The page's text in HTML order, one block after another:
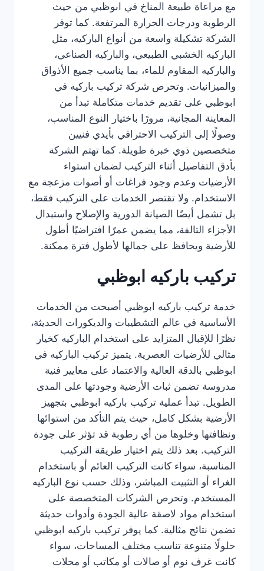
مع مراعاة طبيعة المناخ في ابوظبي من حيث
الرطوبة ودرجات الحرارة المرتفعة. كما توفر
الشركة تشكيلة واسعة من أنواع الباركيه، مثل
الباركيه الخشبي الطبيعي، والباركيه الصناعي،
والباركيه المقاوم للماء، بما يناسب جميع الأذواق
والميزانيات. وتحرص شركة تركيب باركيه في
ابوظبي على تقديم خدمات متكاملة تبدأ من
المعاينة المجانية، مرورًا باختيار النوع المناسب،
وصولًا إلى التركيب الاحترافي بأيدي فنيين
متخصصين ذوي خبرة طويلة. كما تهتم الشركة
بأدق التفاصيل أثناء التركيب لضمان استواء
الأرضيات وعدم وجود فراغات أو أصوات مزعجة مع
الاستخدام. ولا تقتصر الخدمات على التركيب فقط،
بل تشمل أيضًا الصيانة الدورية والإصلاح واستبدال
الأجزاء التالفة، مما يضمن عمرًا افتراضيًا أطول
للأرضية ويحافظ على جمالها لأطول فترة ممكنة.
تركيب باركيه ابوظبي
خدمة تركيب باركيه ابوظبي أصبحت من الخدمات
الأساسية في عالم التشطيبات والديكورات الحديثة،
نظرًا للإقبال المتزايد على استخدام الباركيه كخيار
مثالي للأرضيات العصرية. يتميز تركيب الباركيه في
ابوظبي بالدقة العالية والاعتماد على معايير فنية
مدروسة تضمن ثبات الأرضية وجودتها على المدى
الطويل. تبدأ عملية تركيب باركيه ابوظبي بتجهيز
الأرضية بشكل كامل، حيث يتم التأكد من استوائها
ونظافتها وخلوها من أي رطوبة قد تؤثر على جودة
التركيب. بعد ذلك يتم اختيار طريقة التركيب
المناسبة، سواء كانت التركيب العائم أو باستخدام
الغراء أو التثبيت المباشر، وذلك حسب نوع الباركيه
المستخدم. وتحرص الشركات المتخصصة على
استخدام مواد لاصقة عالية الجودة وأدوات حديثة
تضمن نتائج مثالية. كما يوفر تركيب باركيه ابوظبي
حلولًا متنوعة تناسب مختلف المساحات، سواء
كانت غرف نوم أو صالات أو مكاتب أو محلات